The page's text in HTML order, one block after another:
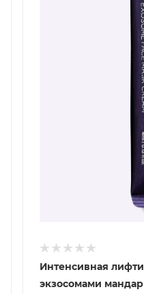
Интенсивная
экзосомами